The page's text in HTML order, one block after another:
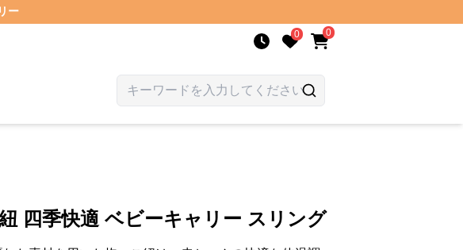
ー
0 0
四季快適 ベビーキャリー スリング